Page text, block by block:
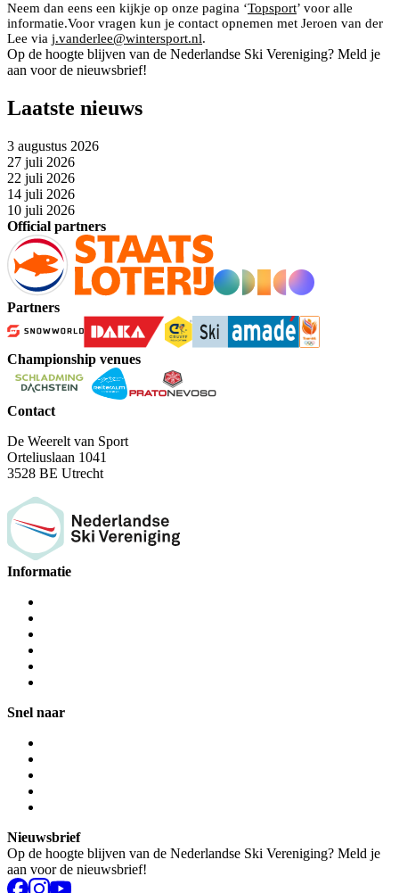
Neem dan eens een kijkje op onze pagina ‘Topsport’ voor alle
informatie.Voor vragen kun je contact opnemen met Jeroen van der
Lee via j.vanderlee@wintersport.nl.
Op de hoogte blijven van de Nederlandse Ski Vereniging? Meld je
aan voor de nieuwsbrief!
Laatste nieuws
3 augustus 2026
27 juli 2026
22 juli 2026
14 juli 2026
10 juli 2026
Official partners
Partners
Championship venues
Contact
De Weerelt van Sport
Orteliuslaan 1041
3528 BE Utrecht
Informatie
Snel naar
Nieuwsbrief
Op de hoogte blijven van de Nederlandse Ski Vereniging? Meld je
aan voor de nieuwsbrief!